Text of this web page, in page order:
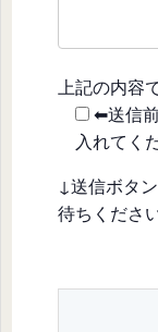
上記の内容
⬅送信
入れてく
↓送信ボタ
待ちください